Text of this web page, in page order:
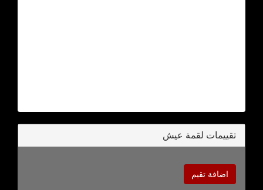
تقييمات لقمة عيش
اضافة تقيم